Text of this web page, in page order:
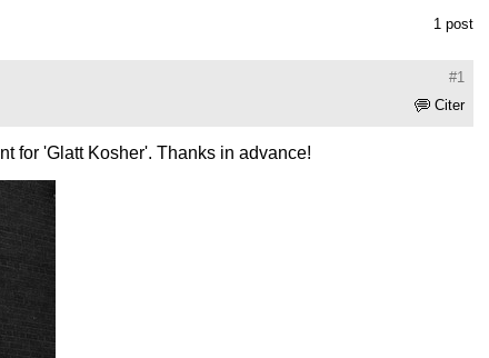
1 post
#1
Citer
for 'Glatt Kosher'. Thanks in advance!